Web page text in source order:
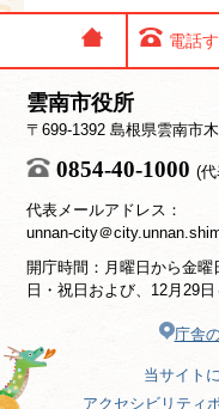
電話
雲南市役所
〒699-1392 島根県雲南市
0854-40-1000 (
代表メールアドレス：
unnan-city＠
開庁時間：月曜日から金曜
日・祝日および、12月29日
庁舎
当サイト
アクセシビリティ